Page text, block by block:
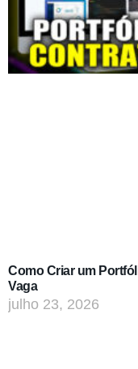
Como Criar um
Vaga
julho 23, 2026